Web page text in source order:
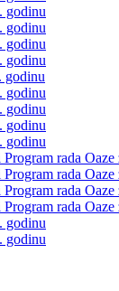
godinu
godinu
godinu
godinu
godinu
godinu
godinu
godinu
godinu
rada Oaze
rada Oaze
rada Oaze
rada Oaze
godinu
godinu